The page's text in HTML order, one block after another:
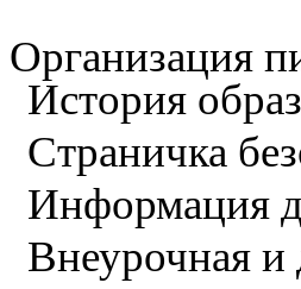
Организация
История
Страничка
Информация
Внеурочная и